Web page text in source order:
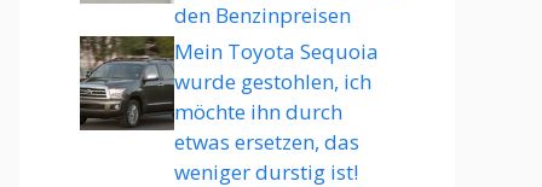
den Benzinpreisen
Mein Toyota Sequoia
wurde gestohlen, ich
möchte ihn durch
etwas ersetzen, das
weniger durstig ist!